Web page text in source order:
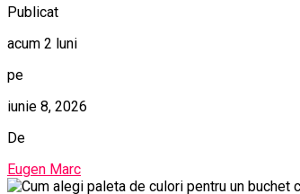
Publicat
acum 2 luni
pe
iunie 8, 2026
De
Eugen Marc